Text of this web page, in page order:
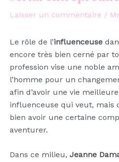
Laisser un commentaire /
Le rôle de l’influenceuse
encore très bien cerné par
profession vise une noble
l’homme pour un
afin d’avoir une vie
influenceuse qui veut, mais
bien avoir une certaine
aventurer.
Dans ce milieu, Jeanne